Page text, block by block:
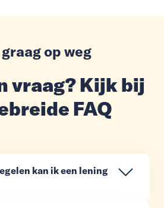
op weg
vraag? Kijk bij
FAQ
kan ik een lening